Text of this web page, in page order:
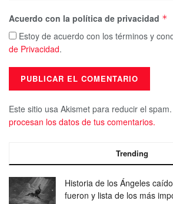
Acuerdo con la política de privacidad *
Estoy de acuerdo con los términos y
de Privacidad.
Este sitio usa Akismet para reducir el spam.
procesan los datos de tus comentarios.
Trending
Historia de los Ángeles
fueron y lista de los más